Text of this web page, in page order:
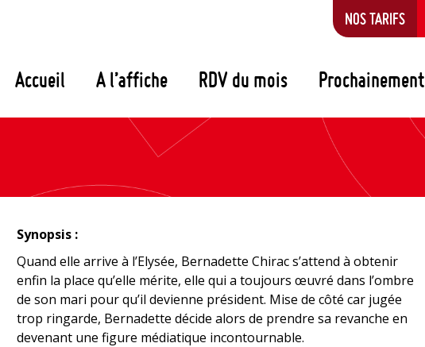
Accueil A l’affiche RDV du mois Prochainement
NOS TARIFS
Synopsis :
Quand elle arrive à l’Elysée, Bernadette Chirac s’attend à obtenir
enfin la place qu’elle mérite, elle qui a toujours œuvré dans l’ombre
de son mari pour qu’il devienne président. Mise de côté car jugée
trop ringarde, Bernadette décide alors de prendre sa revanche en
devenant une figure médiatique incontournable.